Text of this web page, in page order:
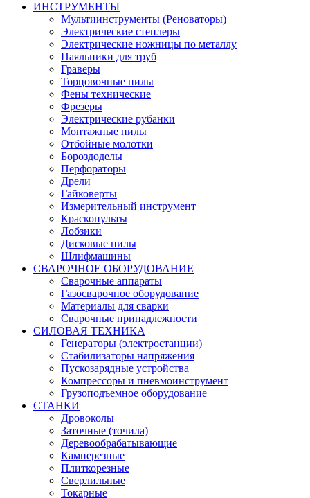
ИНСТРУМЕНТЫ
Мультиинструменты (Реноваторы)
Электрические степлеры
Электрические ножницы по металлу
Паяльники для труб
Граверы
Торцовочные пилы
Фены технические
Фрезеры
Электрические рубанки
Монтажные пилы
Отбойные молотки
Бороздоделы
Перфораторы
Дрели
Гайковерты
Измерительный инструмент
Краскопульты
Лобзики
Дисковые пилы
Шлифмашины
СВАРОЧНОЕ ОБОРУДОВАНИЕ
Сварочные аппараты
Газосварочное оборудование
Материалы для сварки
Сварочные принадлежности
СИЛОВАЯ ТЕХНИКА
Генераторы (электростанции)
Стабилизаторы напряжения
Пускозарядные устройства
Компрессоры и пневмоинструмент
Грузоподъемное оборудование
СТАНКИ
Дровоколы
Заточные (точила)
Деревообрабатывающие
Камнерезные
Плиткорезные
Сверлильные
Токарные